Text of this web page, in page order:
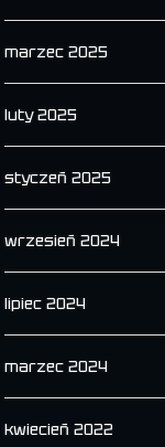
marzec 2025
luty 2025
styczeń 2025
wrzesień 2024
lipiec 2024
marzec 2024
kwiecień 2022